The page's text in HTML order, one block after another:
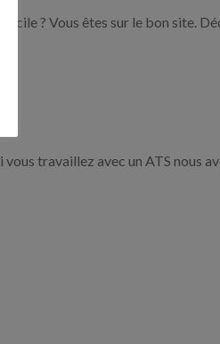
? Vous êtes sur le bon site.
travaillez avec un ATS nous